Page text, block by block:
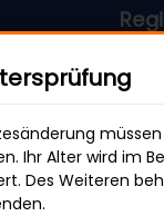
SWEETS & SNACKS
Ihr Alter wird im
Des Weiteren